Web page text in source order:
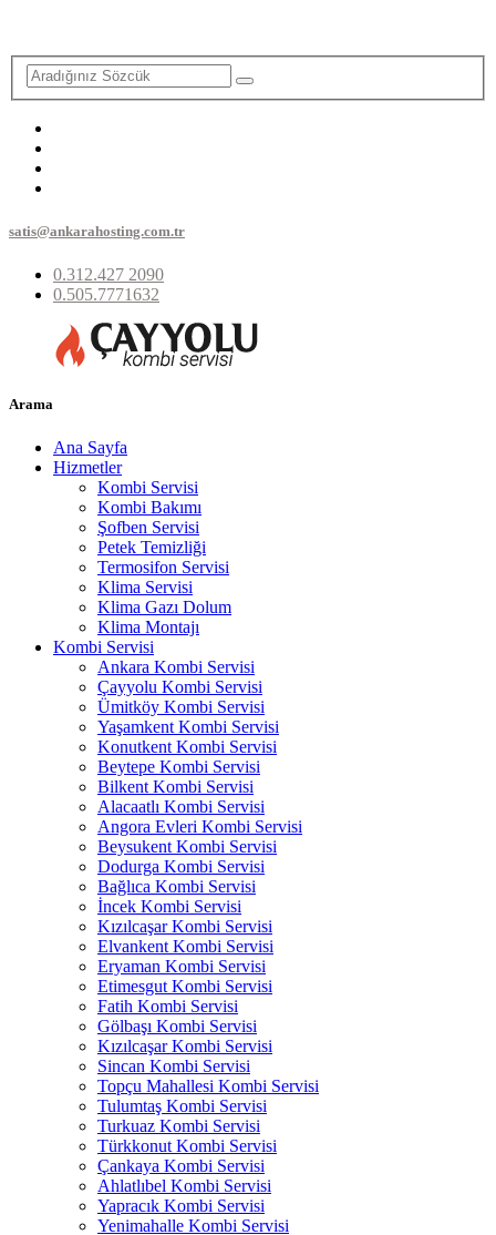
satis@ankarahosting.com.tr
0.312.427 2090
0.505.7771632
Arama
Ana Sayfa
Hizmetler
Kombi Servisi
Kombi Bakımı
Şofben Servisi
Petek Temizliği
Termosifon Servisi
Klima Servisi
Klima Gazı Dolum
Klima Montajı
Kombi Servisi
Ankara Kombi Servisi
Çayyolu Kombi Servisi
Ümitköy Kombi Servisi
Yaşamkent Kombi Servisi
Konutkent Kombi Servisi
Beytepe Kombi Servisi
Bilkent Kombi Servisi
Alacaatlı Kombi Servisi
Angora Evleri Kombi Servisi
Beysukent Kombi Servisi
Dodurga Kombi Servisi
Bağlıca Kombi Servisi
İncek Kombi Servisi
Kızılcaşar Kombi Servisi
Elvankent Kombi Servisi
Eryaman Kombi Servisi
Etimesgut Kombi Servisi
Fatih Kombi Servisi
Gölbaşı Kombi Servisi
Kızılcaşar Kombi Servisi
Sincan Kombi Servisi
Topçu Mahallesi Kombi Servisi
Tulumtaş Kombi Servisi
Turkuaz Kombi Servisi
Türkkonut Kombi Servisi
Çankaya Kombi Servisi
Ahlatlıbel Kombi Servisi
Yapracık Kombi Servisi
Yenimahalle Kombi Servisi